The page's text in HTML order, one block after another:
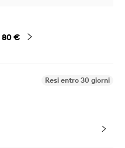
80 €
Resi entro 30 giorni